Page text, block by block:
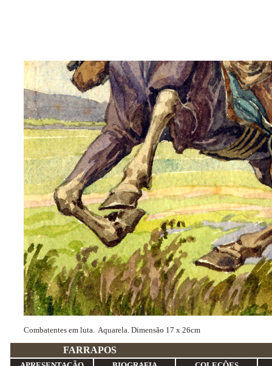
Combatentes em luta. Aquarela. Dimensão 17 x 26cm